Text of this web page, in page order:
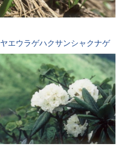
ヤエウラゲハクサンシャクナゲ